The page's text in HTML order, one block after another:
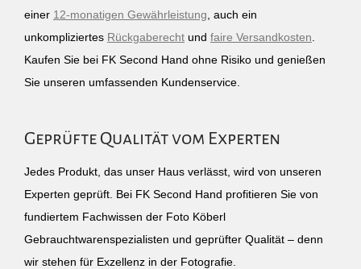
einer 12-monatigen Gewährleistung , auch ein
unkompliziertes Rückgaberecht und faire Versandkosten
Kaufen Sie bei FK Second Hand ohne Risiko und genießen
Sie unseren umfassenden Kundenservice.
Geprüfte Qualität vom Experten
Jedes Produkt, das unser Haus verlässt, wird von unseren
Experten geprüft. Bei FK Second Hand profitieren Sie von
fundiertem Fachwissen der Foto Köberl
Gebrauchtwarenspezialisten und geprüfter Qualität – denn
wir stehen für Exzellenz in der Fotografie.